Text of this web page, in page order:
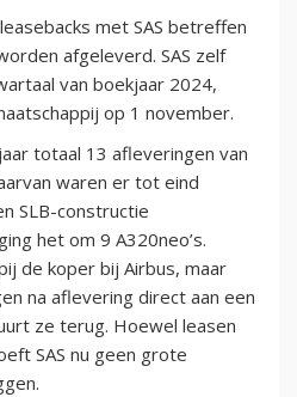
met SAS betreffen
afgeleverd. SAS zelf
van boekjaar 2024,
op 1 november.
totaal 13 afleveringen van
waren er tot eind
SLB-constructie
het om 9 A320neo’s.
de koper bij Airbus, maar
na aflevering direct aan een
ze terug. Hoewel leasen
SAS nu geen grote